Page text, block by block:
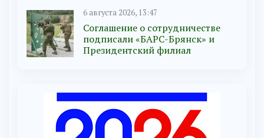
6 августа 2026, 13:47
Соглашение о сотрудничестве
подписали «БАРС-Брянск» и
Президентский филиал